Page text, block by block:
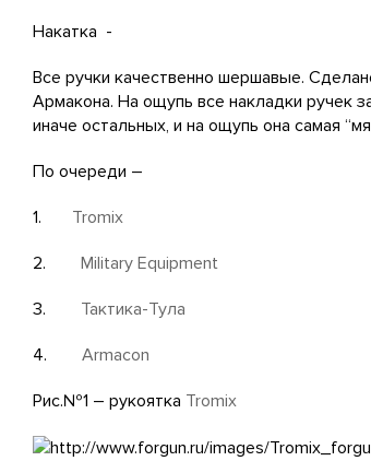
Накатка -
Все ручки качественно шершавые.
Армакона. На ощупь все накладки ручек
иначе остальных, и на ощупь она самая
По очереди –
1. Tromix
2. Military Equipment
3. Тактика-Тула
4. Armacon
Рис.№1 – рукоятка Tromix